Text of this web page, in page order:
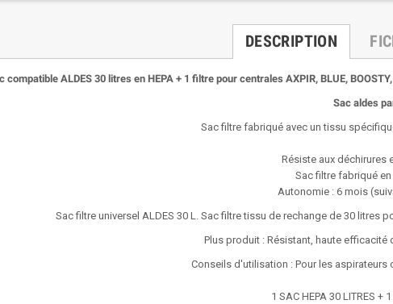
DESCRIPTION
compatible ALDES 30 litres en HEPA + 1 filtre pour centrales AXPIR, BLUE,
Sac aldes
Sac filtre fabriqué avec un tissu
Résiste aux déchirures
Sac filtre fabriqué en
Autonomie : 6 mois
Sac filtre universel ALDES 30 L. Sac filtre tissu de rechange de 30 litres
Plus produit : Résistant, haute efficacité
Conseils d'utilisation : Pour les
1 SAC HEPA 30 LITRES +